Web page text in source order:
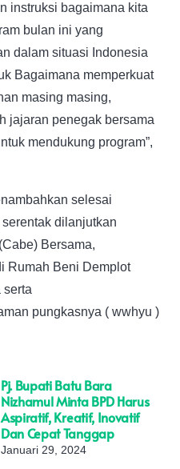
instruksi bagaimana kita
bulan ini yang
dalam situasi Indonesia
Bagaimana memperkuat
masing masing,
jajaran penegak bersama
mendukung program”,
selesai
dilanjutkan
Bersama,
Rumah Beni Demplot
serta
pungkasnya ( wwhyu )
Pj. Bupati Batu Bara
Nizhamul Minta BPD Harus
Aspiratif, Kreatif, Inovatif
Dan Cepat Tanggap
Januari 29, 2024